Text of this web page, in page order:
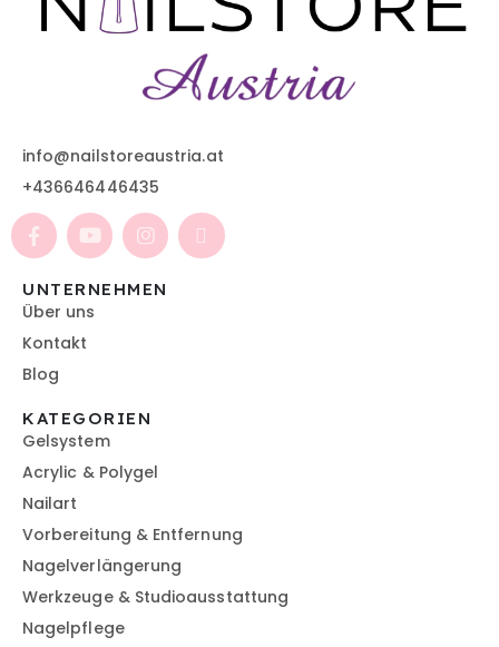
info@nailstoreaustria.at
+436646446435
UNTERNEHMEN
Über uns
Kontakt
Blog
KATEGORIEN
Gelsystem
Acrylic & Polygel
Nailart
Vorbereitung & Entfernung
Nagelverlängerung
Werkzeuge & Studioausstattung
Nagelpflege